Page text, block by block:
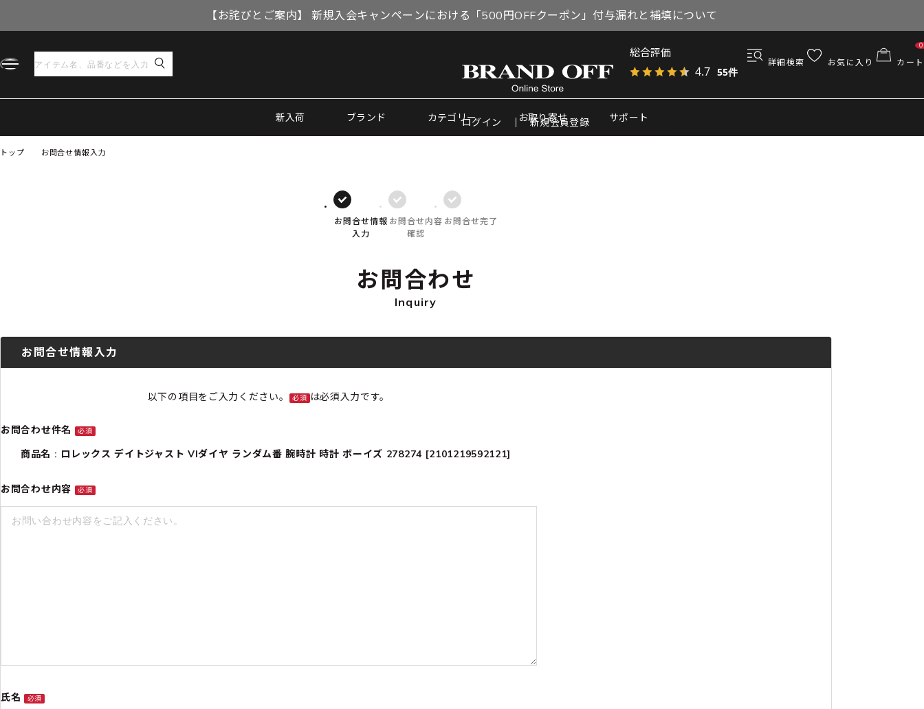
【お詫びとご案内】 新規入会キャンペーンにおける「500円OFFクーポン」付与漏れと補填について
総合評価
4.7 55件
詳細検索 お気に入り カート
0
新入荷 ブランド カテゴリー お取り寄せ サポート
ログイン 新規会員登録
トップ お問合せ情報入力
お問合せ情報
入力
お問合せ内容
確認
お問合せ完了
お問合わせ
Inquiry
お問合せ情報入力
以下の項目をご入力ください。 必須 は必須入力です。
お問合わせ件名 必須
商品名 : ロレックス デイトジャスト VIダイヤ ランダム番 腕時計 時計 ボーイズ 278274 [2101219592121]
お問合わせ内容 必須
氏名 必須